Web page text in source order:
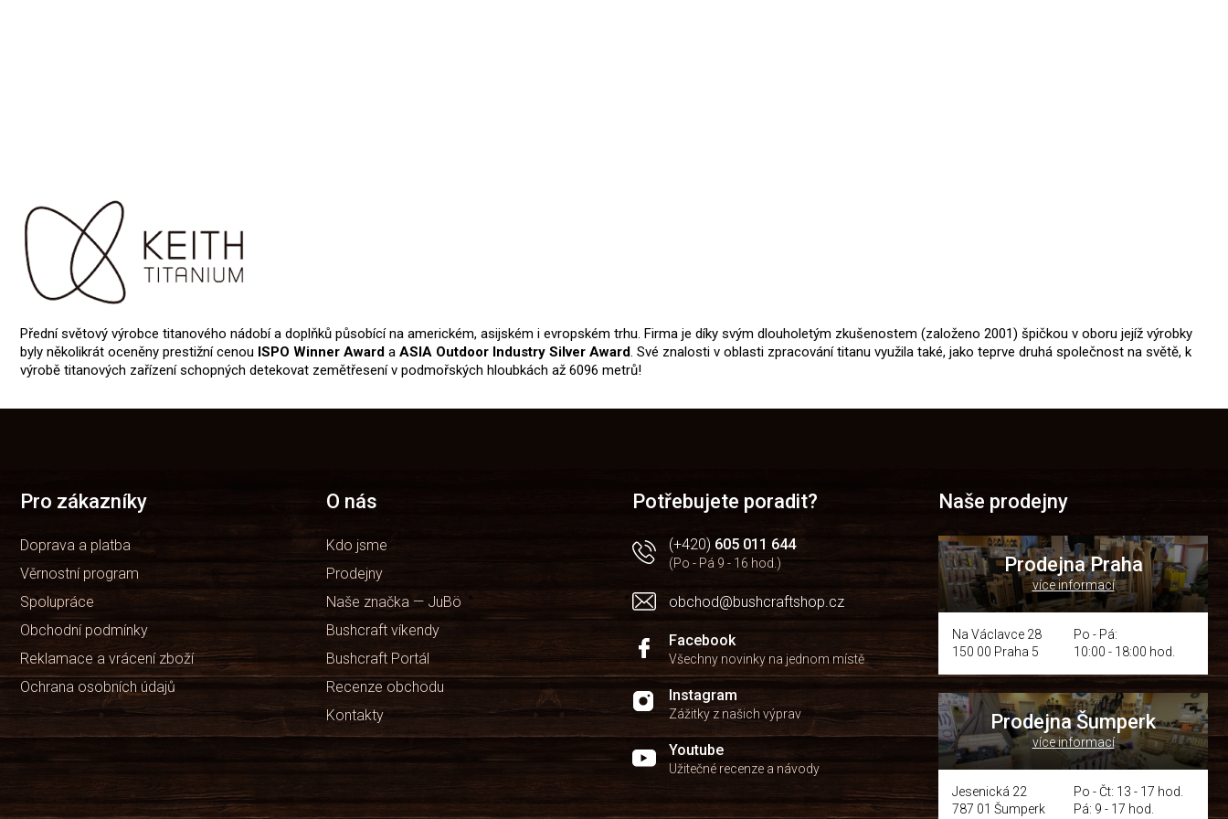
Přední světový výrobce titanového nádobí a doplňků působící na americkém, asijském i evropském trhu. Firma je díky svým dlouholetým zkušenostem (založeno 2001) špičkou v oboru jejíž výrobky
byly několikrát oceněny prestižní cenou ISPO Winner Award a ASIA Outdoor Industry Silver Award. Své znalosti v oblasti zpracování titanu využila také, jako teprve druhá společnost na světě, k
výrobě titanových zařízení schopných detekovat zemětřesení v podmořských hloubkách až 6096 metrů!
Pro zákazníky
Doprava a platba
Věrnostní program
Spolupráce
Obchodní podmínky
Reklamace a vrácení zboží
Ochrana osobních údajů
O nás
Kdo jsme
Prodejny
Naše značka — JuBö
Bushcraft víkendy
Bushcraft Portál
Recenze obchodu
Kontakty
Potřebujete poradit?
(+420) 605 011 644
(Po - Pá 9 - 16 hod.)
obchod@bushcraftshop.cz
Facebook
Všechny novinky na jednom místě
Instagram
Zážitky z našich výprav
Youtube
Užitečné recenze a návody
Naše prodejny
Prodejna Praha
více informací
Na Václavce 28
150 00 Praha 5
Po - Pá:
10:00 - 18:00 hod.
Prodejna Šumperk
více informací
Jesenická 22
787 01 Šumperk
Po - Čt: 13 - 17 hod.
Pá: 9 - 17 hod.